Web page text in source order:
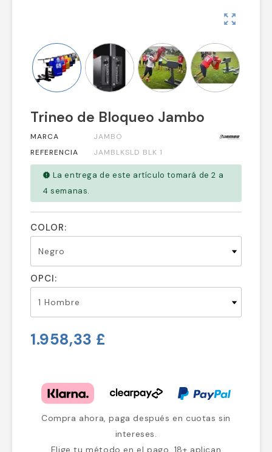
zoom_out_map
Trineo de Bloqueo Jambo
MARCA
JAMBO
REFERENCIA
JAMBLKSLD BLK 1
new_releases La entrega de este artículo tomará de 2 a
4 semanas.
COLOR:
OPCI:
1.958,33 £
Compra ahora, paga después en cuotas sin
intereses.
Elige tu método en el pago. 18+ aplican